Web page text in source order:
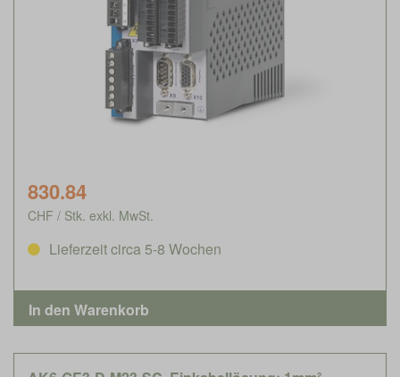
830.84
CHF / Stk. exkl. MwSt.
Lieferzeit circa 5-8 Wochen